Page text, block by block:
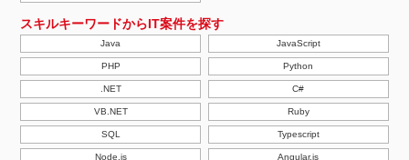
スキルキーワードからIT案件を探す
Java JavaScript
PHP Python
.NET C#
VB.NET Ruby
SQL Typescript
Node.js Angular.js